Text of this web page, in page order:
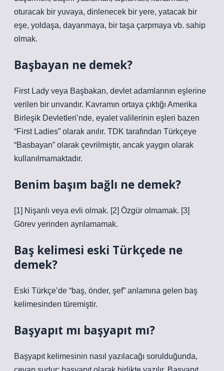
oturacak bir yuvaya, dinlenecek bir yere, yatacak bir
eşe, yoldaşa, dayanmaya, bir taşa çarpmaya vb. sahip
olmak.
Başbayan ne demek?
First Lady veya Başbakan, devlet adamlarının eşlerine
verilen bir unvandır. Kavramın ortaya çıktığı Amerika
Birleşik Devletleri’nde, eyalet valilerinin eşleri bazen
“First Ladies” olarak anılır. TDK tarafından Türkçeye
“Basbayan” olarak çevrilmiştir, ancak yaygın olarak
kullanılmamaktadır.
Benim başım bağlı ne demek?
[1] Nişanlı veya evli olmak. [2] Özgür olmamak. [3]
Görev yerinden ayrılamamak.
Baş kelimesi eski Türkçede ne
demek?
Eski Türkçe’de “baş, önder, şef” anlamına gelen baş
kelimesinden türemiştir.
Başyapıt mı başyapıt mı?
Başyapıt kelimesinin nasıl yazılacağı sorulduğunda,